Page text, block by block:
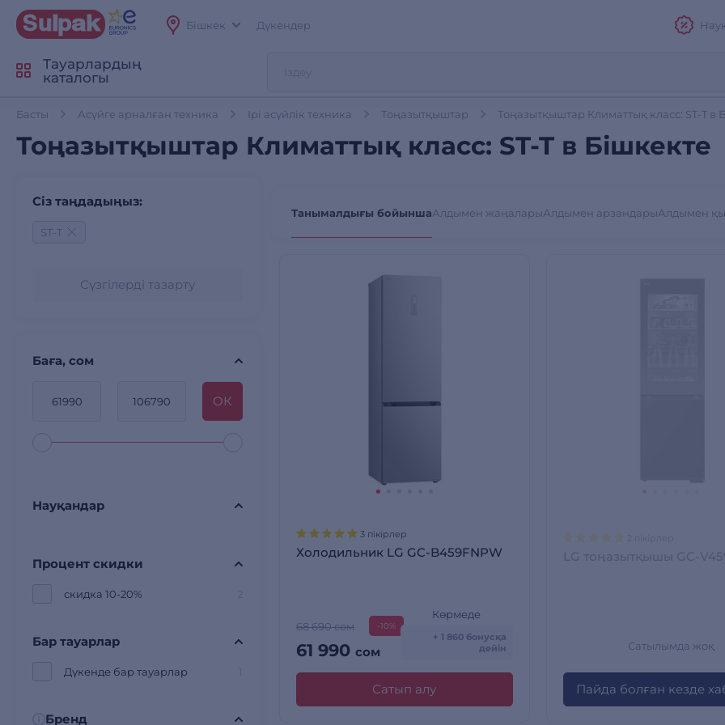
Бішкек Дүкендер
Тауарлардың
каталогы
Басты Асүйге арналған техника Ірі асүйлік техника Тоңазытқыштар Тоңазытқыштар Климаттық класс: ST-T в
Тоңазытқыштар Климаттық класс: ST-T в Бішкекте
Сіз таңдадыңыз:
ST-T
Сүзгілерді тазарту
Баға, сом
OК
Науқандар
Процент скидки
скидка 10-20%
Бар тауарлар
Дүкенде бар тауарлар
Бренд
Танымалдығы бойыншаАлдымен жаңаларыАлдымен арзандарыАлдымен
3 пікірлер
Холодильник LG GC-B459FNPW
68 690 сом -10%
61 990 сом
Көрмеде
+ 1 860 бонусқа
дейін
Сатып алу
Сатылымда жоқ
Пайда болған кезде